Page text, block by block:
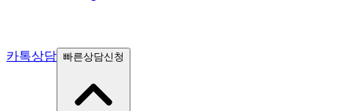
카톡상담 빠른상담신청